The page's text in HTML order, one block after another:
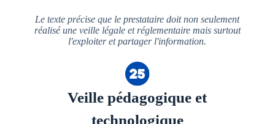
Le texte précise que le prestataire doit non seulement
réalisé une veille légale et réglementaire mais surtout
l'exploiter et partager l'information.
Veille pédagogique et
technologique